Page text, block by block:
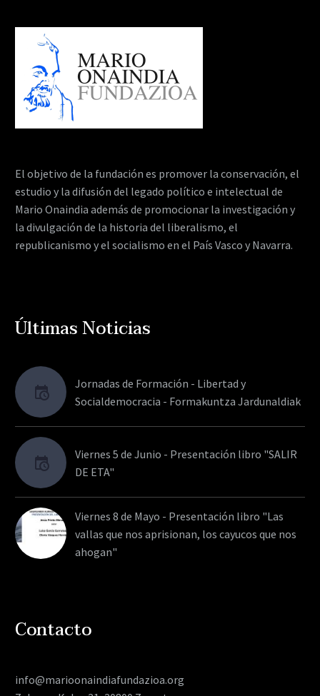
El objetivo de la fundación es promover la conservación, el
estudio y la difusión del legado político e intelectual de
Mario Onaindia además de promocionar la investigación y
la divulgación de la historia del liberalismo, el
republicanismo y el socialismo en el País Vasco y Navarra.
Últimas Noticias
Jornadas de Formación - Libertad y
Socialdemocracia - Formakuntza Jardunaldiak
Viernes 5 de Junio - Presentación libro "SALIR
DE ETA"
Viernes 8 de Mayo - Presentación libro "Las
vallas que nos aprisionan, los cayucos que nos
ahogan"
Contacto
info@marioonaindiafundazioa.org